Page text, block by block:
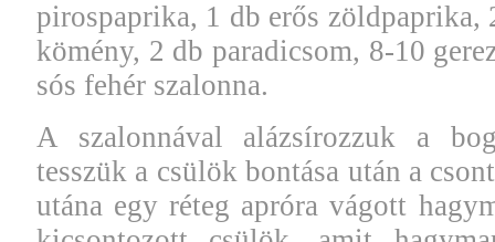
pirospaprika, 1 db erős
kömény, 2 db paradicsom, 8-10
sós fehér szalonna.
A szalonnával alázsírozzuk a
tesszük a csülök bontása után a
utána egy réteg apróra vágott